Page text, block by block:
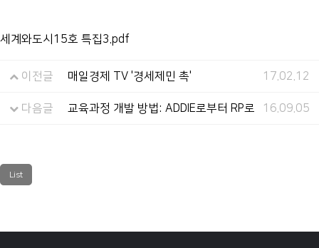
세계와도시15호 특집3.pdf
이전글 매일경제 TV '경세제민 촉' 17.02.12
다음글 교육과정 개발 방법: ADDIE로부터 RP로 16.09.05
List